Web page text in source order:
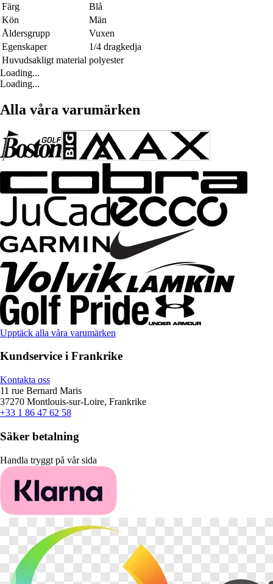
Färg
Blå
Kön
Män
Åldersgrupp
Vuxen
Egenskaper
1/4 dragkedja
Huvudsakligt material polyester
Loading...
Loading...
Alla våra varumärken
Upptäck alla våra varumärken
Kundservice i Frankrike
Kontakta oss
11 rue Bernard Maris
37270 Montlouis-sur-Loire, Frankrike
+33 1 86 47 62 58
Säker betalning
Handla tryggt på vår sida